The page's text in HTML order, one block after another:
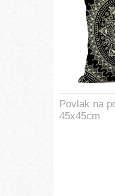
Povlak na
45x45cm